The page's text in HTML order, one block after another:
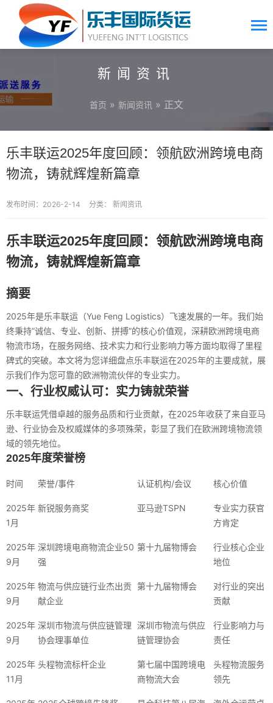
新闻资讯
首页 » 新闻资讯 » 正文
乐丰联运2025年度回顾：领航欧洲跨境电商
物流，铸就辉煌新篇章
发布时间：2026-2-14 分类： 新闻资讯
乐丰联运2025年度回顾：领航欧洲跨境电商
物流，铸就辉煌新篇章
摘要
2025年是乐丰联运（Yue Feng Logistics）飞速发展的一年。我们始
终秉持”诚信、专业、创新、拼搏”的核心价值观，深耕欧洲跨境电商
物流市场，在服务网络、技术实力和行业影响力等方面均取得了里程
碑式的突破。本文将为您详细盘点乐丰联运在2025年的主要成就，展
示我们作为您可靠的欧洲物流伙伴的专业实力。
一、行业权威认可：实力铸就荣誉
乐丰联运凭借卓越的服务品质和行业贡献，在2025年收获了来自亚马
逊、行业协会及权威媒体的多项殊荣，彰显了我们在欧洲跨境物流领
域的领先地位。
2025年度荣誉榜
时间 荣誉/事件 认证机构/会议 核心价值
2025年
1月
新锐服务商奖 亚马逊TSPN
专业实力获官
方肯定
2025年
9月
深圳跨境电商物流企业50
强
第十九届物博会
行业核心企业
地位
2025年
9月
物流与供应链行业杰出贡
献企业
第十九届物博会
对行业的突出
贡献
2025年
9月
深圳市物流与供应链管理
协会理事单位
深圳市物流与供应
链管理协会
行业影响力与
责任
2025年
11月
头程物流标杆企业
第七届中国跨境电
商物流大会
头程物流服务
领先